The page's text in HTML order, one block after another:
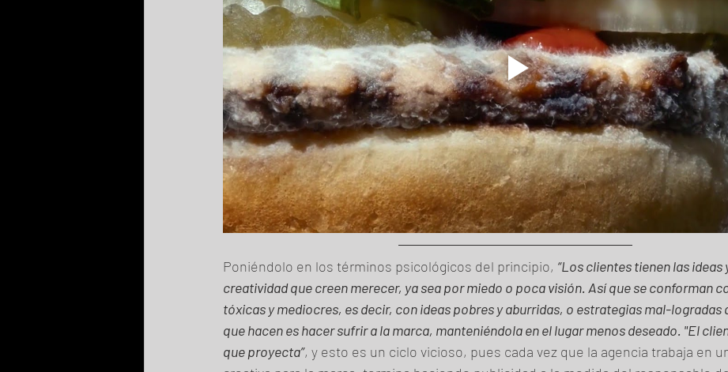
Poniéndolo en los términos psicológicos del principio, “Los clientes tienen las ideas
creatividad que creen merecer, ya sea por miedo o poca visión. Así que se conforman
tóxicas y mediocres, es decir, con ideas pobres y aburridas, o estrategias mal-logradas
que hacen es hacer sufrir a la marca, manteniéndola en el lugar menos deseado. "El
que proyecta”, y esto es un ciclo vicioso, pues cada vez que la agencia trabaja en